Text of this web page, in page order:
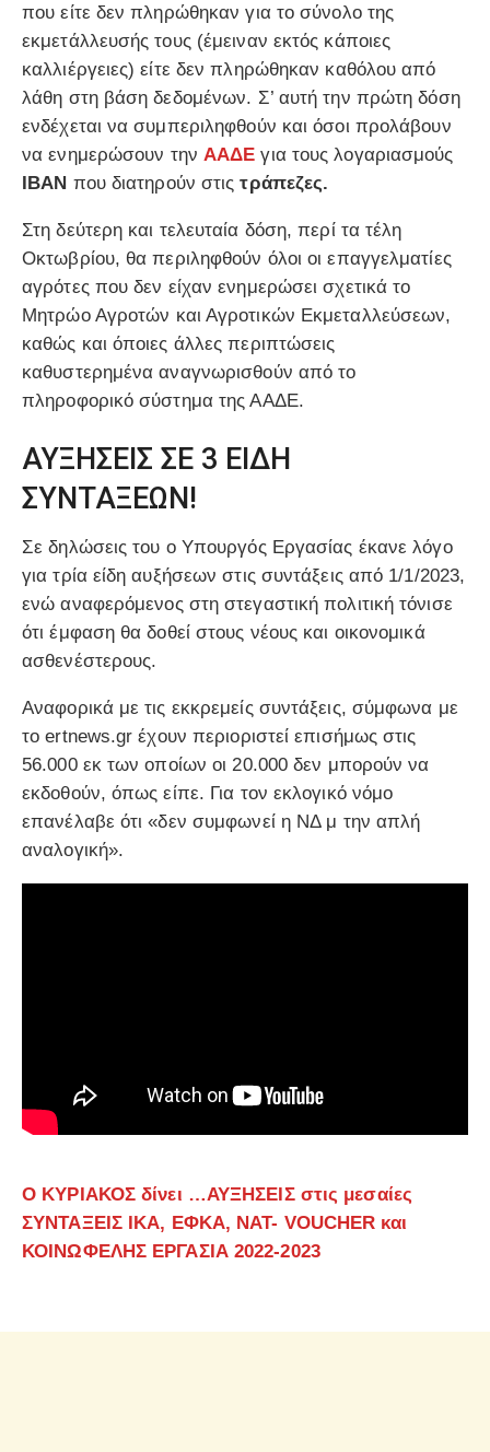
που είτε δεν πληρώθηκαν για το σύνολο της
εκμετάλλευσής τους (έμειναν εκτός κάποιες
καλλιέργειες) είτε δεν πληρώθηκαν καθόλου από
λάθη στη βάση δεδομένων. Σ’ αυτή την πρώτη δόση
ενδέχεται να συμπεριληφθούν και όσοι προλάβουν
να ενημερώσουν την ΑΑΔΕ για τους λογαριασμούς
ΙΒΑΝ που διατηρούν στις τράπεζες.
Στη δεύτερη και τελευταία δόση, περί τα τέλη
Οκτωβρίου, θα περιληφθούν όλοι οι επαγγελματίες
αγρότες που δεν είχαν ενημερώσει σχετικά το
Μητρώο Αγροτών και Αγροτικών Εκμεταλλεύσεων,
καθώς και όποιες άλλες περιπτώσεις
καθυστερημένα αναγνωρισθούν από το
πληροφορικό σύστημα της ΑΑΔΕ.
ΑΥΞΗΣΕΙΣ ΣΕ 3 ΕΙΔΗ
ΣΥΝΤΑΞΕΩΝ!
Σε δηλώσεις του ο Υπουργός Εργασίας έκανε λόγο
για τρία είδη αυξήσεων στις συντάξεις από 1/1/2023,
ενώ αναφερόμενος στη στεγαστική πολιτική τόνισε
ότι έμφαση θα δοθεί στους νέους και οικονομικά
ασθενέστερους.
Αναφορικά με τις εκκρεμείς συντάξεις, σύμφωνα με
το ertnews.gr έχουν περιοριστεί επισήμως στις
56.000 εκ των οποίων οι 20.000 δεν μπορούν να
εκδοθούν, όπως είπε. Για τον εκλογικό νόμο
επανέλαβε ότι «δεν συμφωνεί η ΝΔ μ την απλή
αναλογική».
Ο ΚΥΡΙΑΚΟΣ δίνει …ΑΥΞΗΣΕΙΣ στις μεσαίες
ΣΥΝΤΑΞΕΙΣ ΙΚΑ, ΕΦΚΑ, ΝΑΤ- VOUCHER και
ΚΟΙΝΩΦΕΛΗΣ ΕΡΓΑΣΙΑ 2022-2023